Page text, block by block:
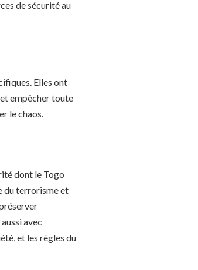
de sécurité au
Elles ont
empêcher toute
le chaos.
dont le Togo
du terrorisme et
avec
et les règles du